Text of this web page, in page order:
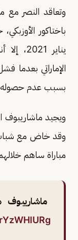
باختاكور
يناير
الإماراتي بعدما
بسبب عدم حصوله
ويجيد ماشاريبوف
مباراة ساهم خلالهم في
ماشاريبوف